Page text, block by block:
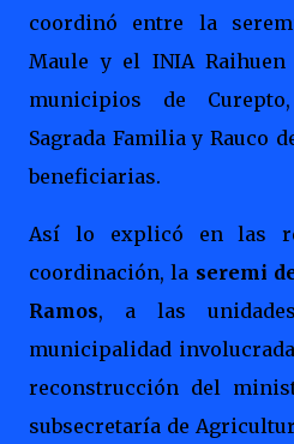
coordinó entre la
Maule y el INIA
municipios de
Sagrada Familia y Rauco
beneficiarias.
Así lo explicó en las
coordinación, la seremi
Ramos, a las
municipalidad
reconstrucción del
subsecretaría de